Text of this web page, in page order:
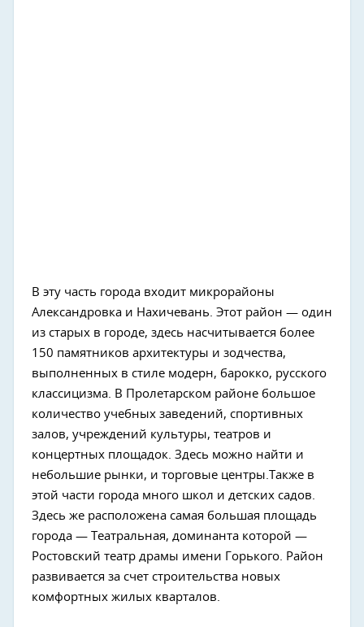
В эту часть города входит микрорайоны
Александровка и Нахичевань. Этот район — один
из старых в городе, здесь насчитывается более
150 памятников архитектуры и зодчества,
выполненных в стиле модерн, барокко, русского
классицизма. В Пролетарском районе большое
количество учебных заведений, спортивных
залов, учреждений культуры, театров и
концертных площадок. Здесь можно найти и
небольшие рынки, и торговые центры.Также в
этой части города много школ и детских садов.
Здесь же расположена самая большая площадь
города — Театральная, доминанта которой —
Ростовский театр драмы имени Горького. Район
развивается за счет строительства новых
комфортных жилых кварталов.